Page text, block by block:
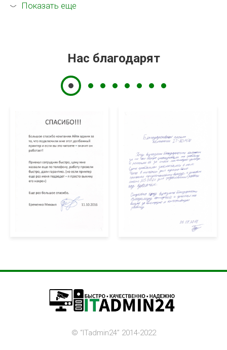
Показать еще
Нас благодарят
©️ “ITadmin24” 2014-2022